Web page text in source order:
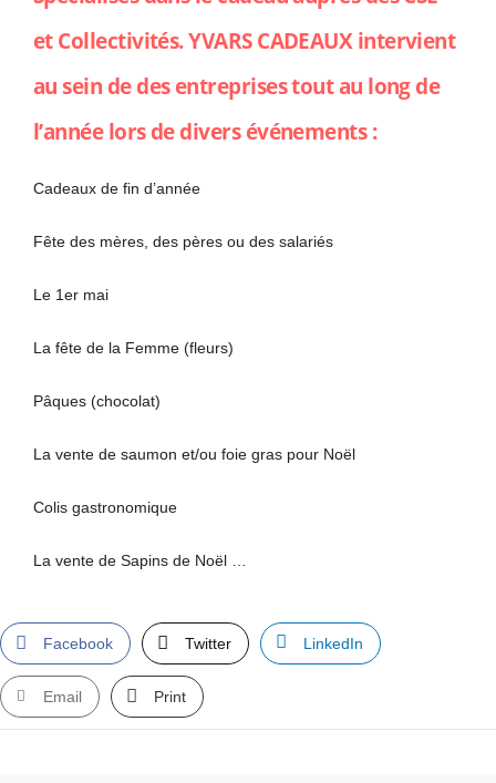
et Collectivités.YVARS CADEAUXintervient
au sein de des entreprises tout au long de
l’année lors de divers événements :
Cadeaux de fin d’année
Fête des mères, des pères ou des salariés
Le 1er mai
La fête de la Femme (fleurs)
Pâques (chocolat)
La vente de saumon et/ou foie gras pour Noël
Colis gastronomique
La vente de Sapins de Noël …
Facebook Twitter LinkedIn
Email Print